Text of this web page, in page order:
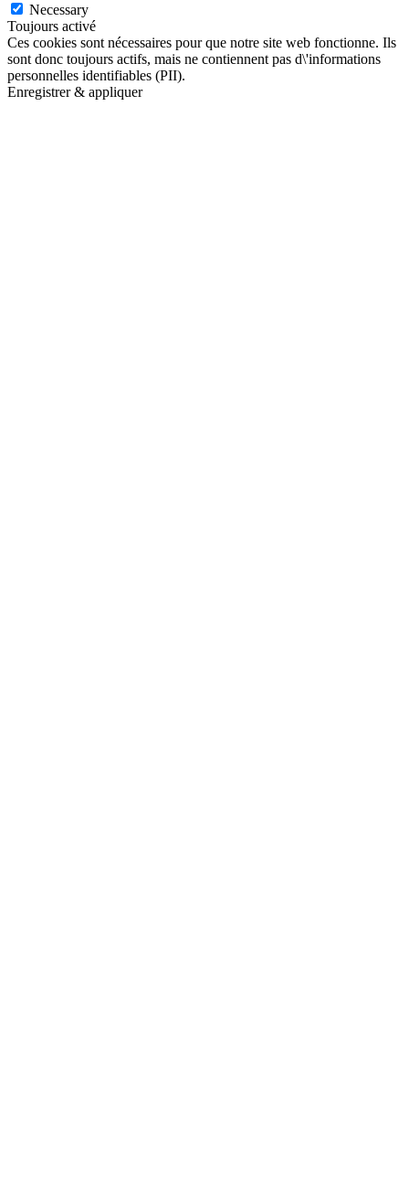
Necessary
Toujours activé
Ces cookies sont nécessaires pour que notre site web fonctionne. Ils
sont donc toujours actifs, mais ne contiennent pas d\'informations
personnelles identifiables (PII).
Enregistrer & appliquer